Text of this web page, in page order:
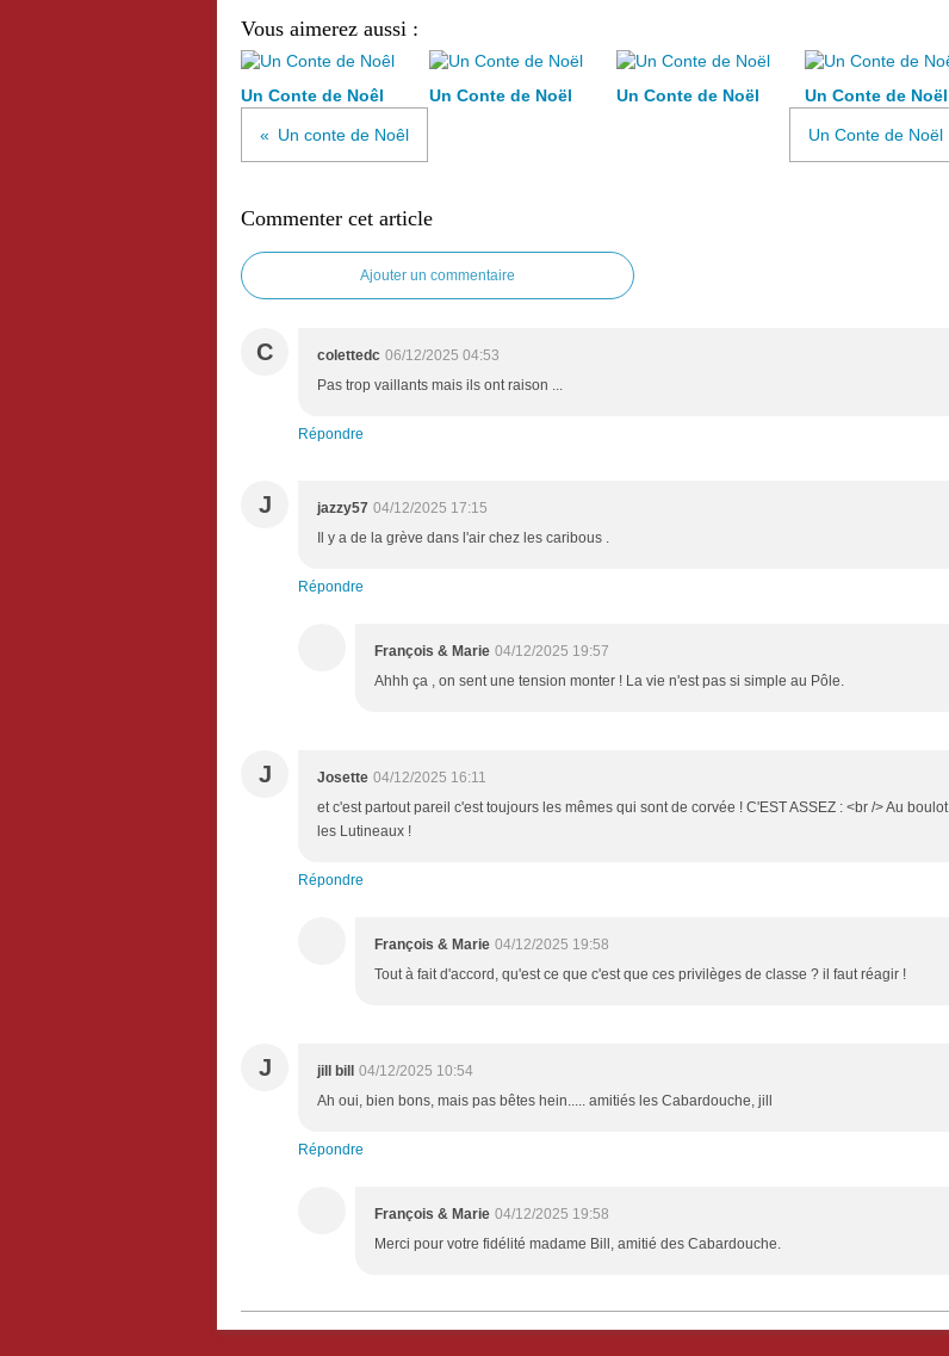
Vous aimerez aussi :
Un Conte de Noêl Un Conte de Noël Un Conte de Noël Un Conte de Noël
Un conte de Noêl Un Conte de Noël
Commenter cet article
Ajouter un commentaire
C colettedc 06/12/2025 04:53
Pas trop vaillants mais ils ont raison ...
Répondre
J jazzy57 04/12/2025 17:15
Il y a de la grève dans l'air chez les caribous .
Répondre
François & Marie 04/12/2025 19:57
Ahhh ça , on sent une tension monter ! La vie n'est pas si simple au Pôle.
J Josette 04/12/2025 16:11
et c'est partout pareil c'est toujours les mêmes qui sont de corvée ! C'EST ASSEZ : <br /> Au boulot
les Lutineaux !
Répondre
François & Marie 04/12/2025 19:58
Tout à fait d'accord, qu'est ce que c'est que ces privilèges de classe ? il faut réagir !
J jill bill
04/12/2025 10:54
Ah oui, bien bons, mais pas bêtes hein..... amitiés les Cabardouche, jill
Répondre
François & Marie 04/12/2025 19:58
Merci pour votre fidélité madame Bill, amitié des Cabardouche.